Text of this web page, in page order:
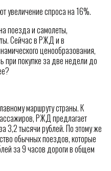
увеличение спроса на 16%.
поезда и самолеты,
Сейчас в РЖД и в
ценообразования,
при покупке за две недели до
маршруту страны. К
РЖД предлагает
3,2 тысячи рублей. По этому же
обычных поездов, которые
за 9 часов дороги в общем